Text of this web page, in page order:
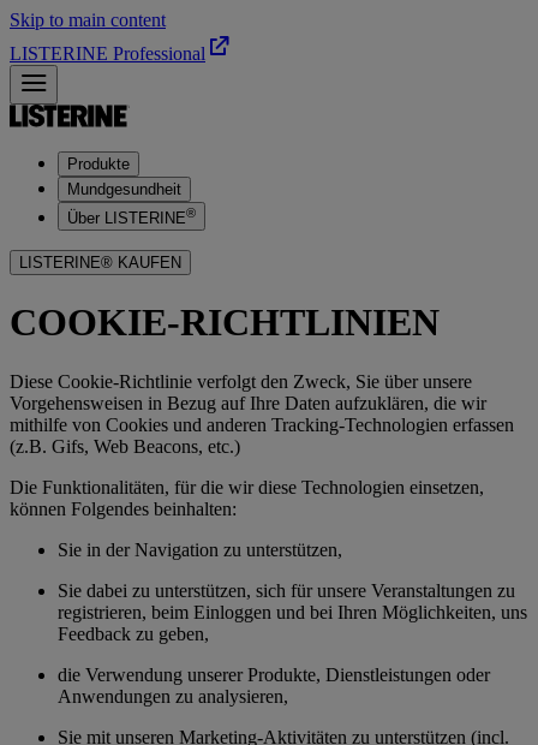
Skip to main content
LISTERINE Professional
Produkte
Mundgesundheit
Über LISTERINE®
LISTERINE® KAUFEN
COOKIE-RICHTLINIEN
Diese Cookie-Richtlinie verfolgt den Zweck, Sie über unsere
Vorgehensweisen in Bezug auf Ihre Daten aufzuklären, die wir
mithilfe von Cookies und anderen Tracking-Technologien erfassen
(z.B. Gifs, Web Beacons, etc.)
Die Funktionalitäten, für die wir diese Technologien einsetzen,
können Folgendes beinhalten:
Sie in der Navigation zu unterstützen,
Sie dabei zu unterstützen, sich für unsere Veranstaltungen zu
registrieren, beim Einloggen und bei Ihren Möglichkeiten, uns
Feedback zu geben,
die Verwendung unserer Produkte, Dienstleistungen oder
Anwendungen zu analysieren,
Sie mit unseren Marketing-Aktivitäten zu unterstützen (incl.